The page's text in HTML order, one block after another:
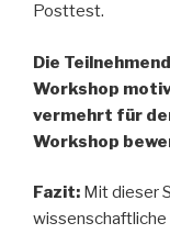
Posttest.
Die
Workshop
vermehrt für
Workshop
Fazit: Mit dieser
wissenschaftliche